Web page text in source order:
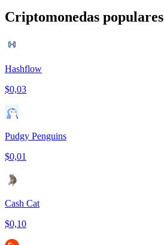
Criptomonedas populares
Hashflow
$0,03
Pudgy Penguins
$0,01
Cash Cat
$0,10